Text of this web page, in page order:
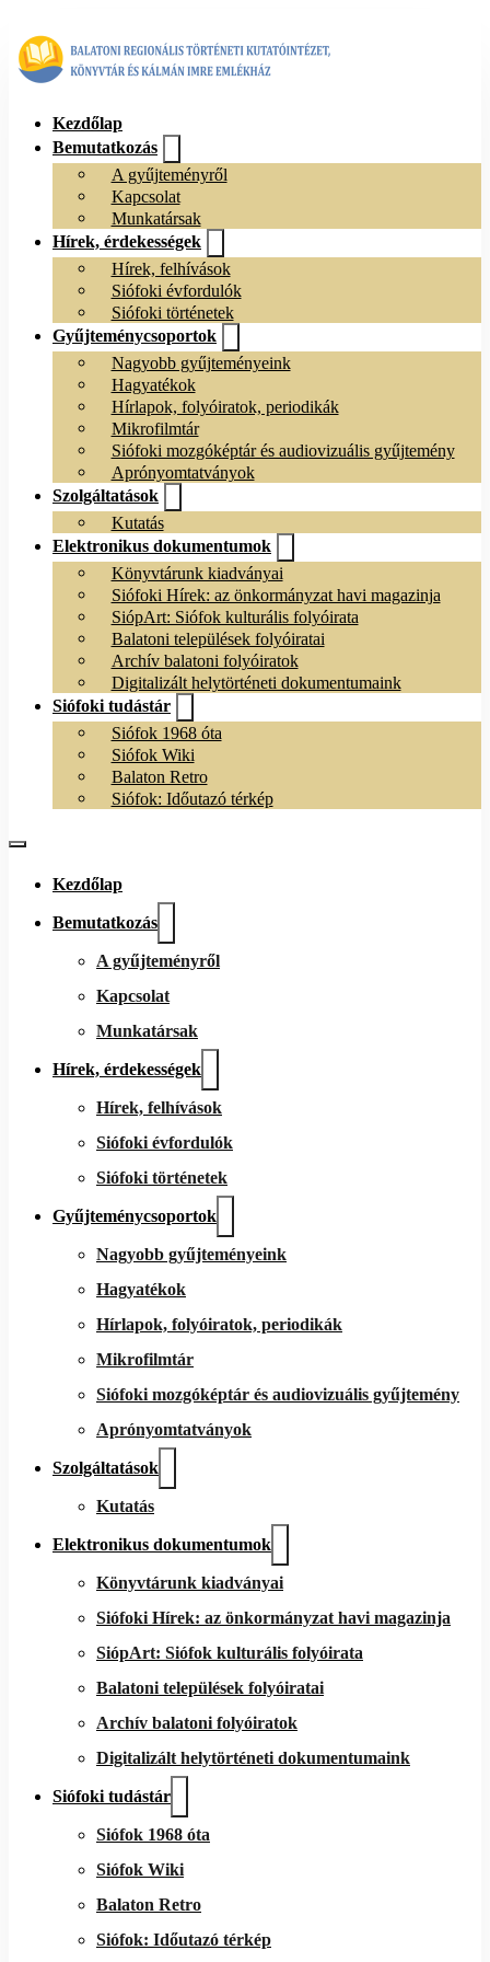
Kezdőlap
Bemutatkozás
A gyűjteményről
Kapcsolat
Munkatársak
Hírek, érdekességek
Hírek, felhívások
Siófoki évfordulók
Siófoki történetek
Gyűjteménycsoportok
Nagyobb gyűjteményeink
Hagyatékok
Hírlapok, folyóiratok, periodikák
Mikrofilmtár
Siófoki mozgóképtár és audiovizuális gyűjtemény
Aprónyomtatványok
Szolgáltatások
Kutatás
Elektronikus dokumentumok
Könyvtárunk kiadványai
Siófoki Hírek: az önkormányzat havi magazinja
SiópArt: Siófok kulturális folyóirata
Balatoni települések folyóiratai
Archív balatoni folyóiratok
Digitalizált helytörténeti dokumentumaink
Siófoki tudástár
Siófok 1968 óta
Siófok Wiki
Balaton Retro
Siófok: Időutazó térkép
Kezdőlap
Bemutatkozás
A gyűjteményről
Kapcsolat
Munkatársak
Hírek, érdekességek
Hírek, felhívások
Siófoki évfordulók
Siófoki történetek
Gyűjteménycsoportok
Nagyobb gyűjteményeink
Hagyatékok
Hírlapok, folyóiratok, periodikák
Mikrofilmtár
Siófoki mozgóképtár és audiovizuális gyűjtemény
Aprónyomtatványok
Szolgáltatások
Kutatás
Elektronikus dokumentumok
Könyvtárunk kiadványai
Siófoki Hírek: az önkormányzat havi magazinja
SiópArt: Siófok kulturális folyóirata
Balatoni települések folyóiratai
Archív balatoni folyóiratok
Digitalizált helytörténeti dokumentumaink
Siófoki tudástár
Siófok 1968 óta
Siófok Wiki
Balaton Retro
Siófok: Időutazó térkép